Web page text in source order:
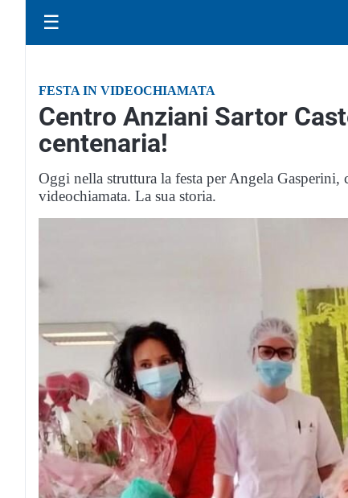
☰
FESTA IN VIDEOCHIAMATA
Centro Anziani Sartor
centenaria!
Oggi nella struttura la festa per Angela Gasperini,
videochiamata. La sua storia.